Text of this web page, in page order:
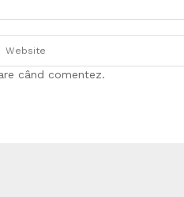
când comentez.